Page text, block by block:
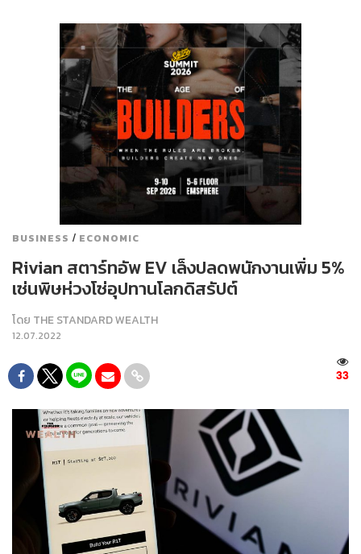
BUSINESS / ECONOMIC
Rivian สตาร์ทอัพ EV เล็งปลดพนักงานเพิ่ม 5%
เซ่นพิษห่วงโซ่อุปทานโลกดิสรัปต์
โดย THE STANDARD WEALTH
12.07.2022
33